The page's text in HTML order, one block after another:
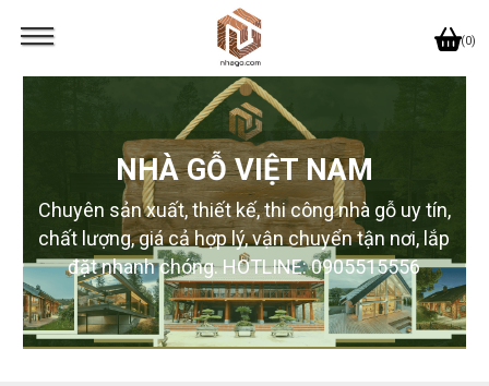
(0)
NHÀ GỖ VIỆT NAM
Chuyên sản xuất, thiết kế, thi công nhà gỗ uy tín,
chất lượng, giá cả hợp lý, vận chuyển tận nơi, lắp
đặt nhanh chóng. HOTLINE: 0905515556